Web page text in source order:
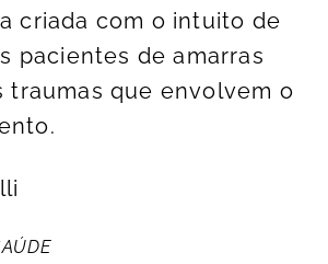
criada com o intuito de
pacientes de amarras
traumas que envolvem o